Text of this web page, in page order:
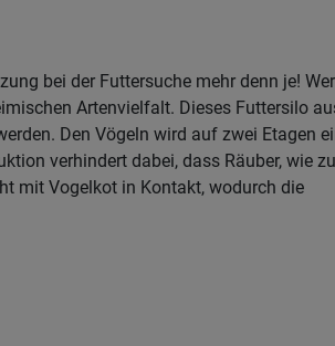
bei der Futtersuche mehr denn je!
Artenvielfalt. Dieses Futtersilo
Den Vögeln wird auf zwei Etagen
verhindert dabei, dass Räuber, wie
mit Vogelkot in Kontakt, wodurch die